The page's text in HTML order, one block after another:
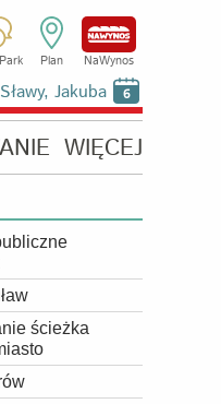
Plan NaWynos
Jakuba 6
WIĘCEJ
ścieżka